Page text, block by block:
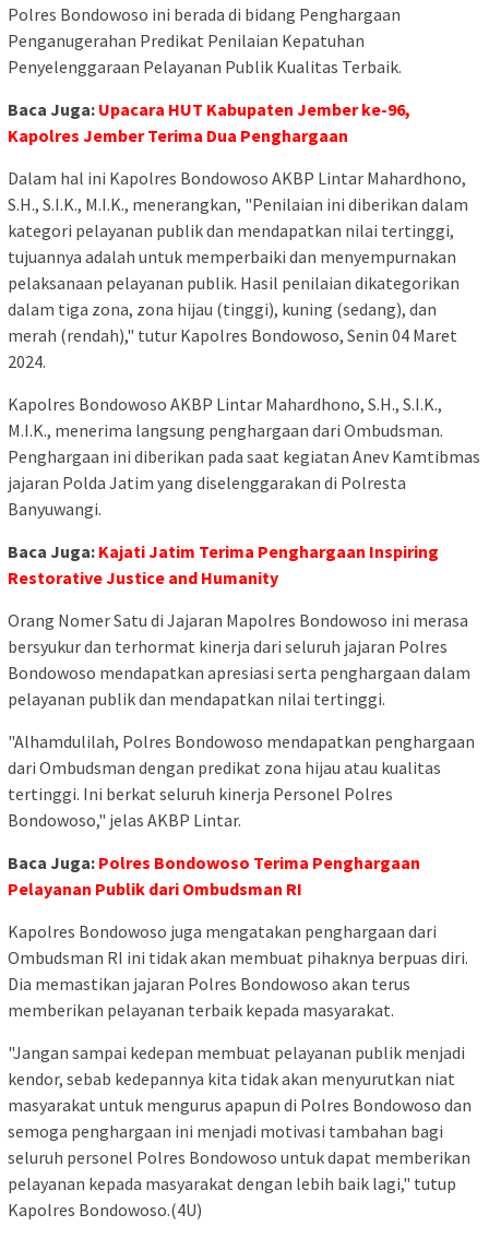
Polres Bondowoso ini berada di bidang Penghargaan
Penganugerahan Predikat Penilaian Kepatuhan
Penyelenggaraan Pelayanan Publik Kualitas Terbaik.
Baca Juga: Upacara HUT Kabupaten Jember ke-96,
Kapolres Jember Terima Dua Penghargaan
Dalam hal ini Kapolres Bondowoso AKBP Lintar Mahardhono,
S.H., S.I.K., M.I.K., menerangkan, "Penilaian ini diberikan dalam
kategori pelayanan publik dan mendapatkan nilai tertinggi,
tujuannya adalah untuk memperbaiki dan menyempurnakan
pelaksanaan pelayanan publik. Hasil penilaian dikategorikan
dalam tiga zona, zona hijau (tinggi), kuning (sedang), dan
merah (rendah)," tutur Kapolres Bondowoso, Senin 04 Maret
2024.
Kapolres Bondowoso AKBP Lintar Mahardhono, S.H., S.I.K.,
M.I.K., menerima langsung penghargaan dari Ombudsman.
Penghargaan ini diberikan pada saat kegiatan Anev Kamtibmas
jajaran Polda Jatim yang diselenggarakan di Polresta
Banyuwangi.
Baca Juga: Kajati Jatim Terima Penghargaan Inspiring
Restorative Justice and Humanity
Orang Nomer Satu di Jajaran Mapolres Bondowoso ini merasa
bersyukur dan terhormat kinerja dari seluruh jajaran Polres
Bondowoso mendapatkan apresiasi serta penghargaan dalam
pelayanan publik dan mendapatkan nilai tertinggi.
"Alhamdulilah, Polres Bondowoso mendapatkan penghargaan
dari Ombudsman dengan predikat zona hijau atau kualitas
tertinggi. Ini berkat seluruh kinerja Personel Polres
Bondowoso," jelas AKBP Lintar.
Baca Juga: Polres Bondowoso Terima Penghargaan
Pelayanan Publik dari Ombudsman RI
Kapolres Bondowoso juga mengatakan penghargaan dari
Ombudsman RI ini tidak akan membuat pihaknya berpuas diri.
Dia memastikan jajaran Polres Bondowoso akan terus
memberikan pelayanan terbaik kepada masyarakat.
"Jangan sampai kedepan membuat pelayanan publik menjadi
kendor, sebab kedepannya kita tidak akan menyurutkan niat
masyarakat untuk mengurus apapun di Polres Bondowoso dan
semoga penghargaan ini menjadi motivasi tambahan bagi
seluruh personel Polres Bondowoso untuk dapat memberikan
pelayanan kepada masyarakat dengan lebih baik lagi," tutup
Kapolres Bondowoso.(4U)